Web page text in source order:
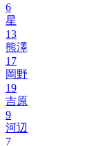
6
星
13
熊澤
17
岡野
19
吉原
9
河辺
7